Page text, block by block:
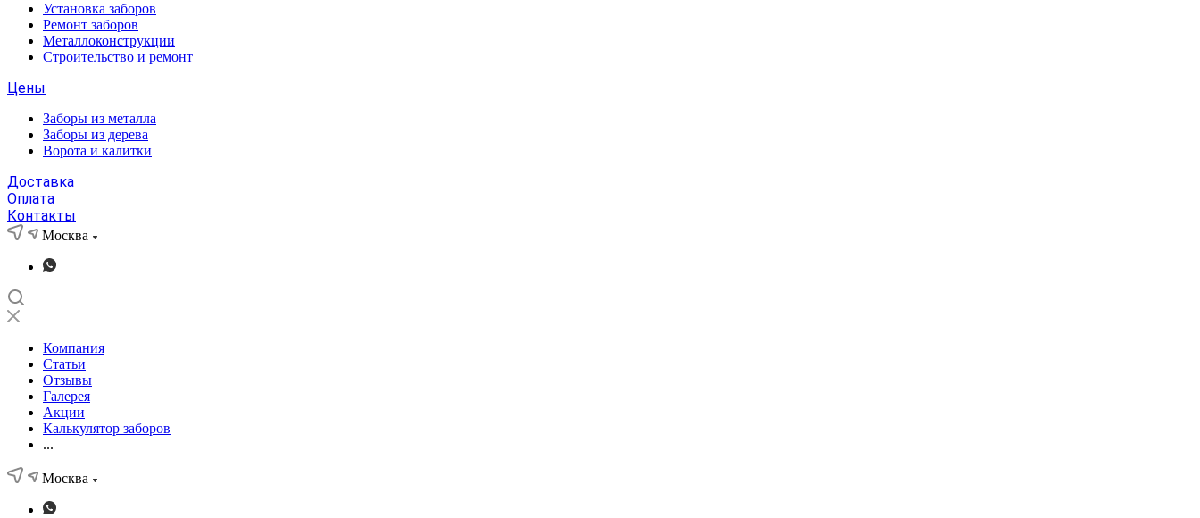
Установка заборов
Ремонт заборов
Металлоконструкции
Строительство и ремонт
Цены
Заборы из металла
Заборы из дерева
Ворота и калитки
Доставка
Оплата
Контакты
Москва
Компания
Статьи
Отзывы
Галерея
Акции
Калькулятор заборов
...
Москва